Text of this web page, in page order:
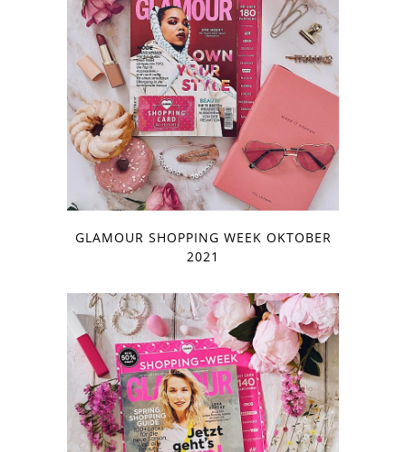
GLAMOUR SHOPPING WEEK OKTOBER
2021